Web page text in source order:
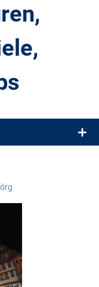
Blog für alle, die gern